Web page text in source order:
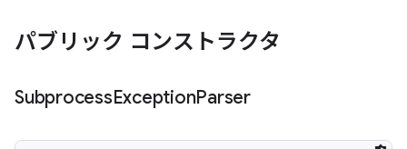
パブリック コンストラクタ
SubprocessExceptionParser